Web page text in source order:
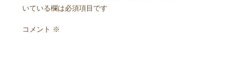
いている欄は必須項目です
コメント ※